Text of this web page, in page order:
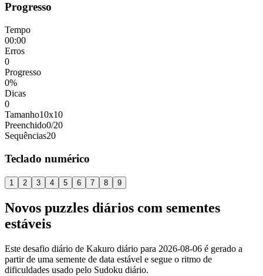
Progresso
Tempo
00:00
Erros
0
Progresso
0%
Dicas
0
Tamanho10x10
Preenchido0/20
Sequências20
Teclado numérico
1 2 3 4 5 6 7 8 9
Novos puzzles diários com sementes
estáveis
Este desafio diário de Kakuro diário para 2026-08-06 é gerado a
partir de uma semente de data estável e segue o ritmo de
dificuldades usado pelo Sudoku diário.